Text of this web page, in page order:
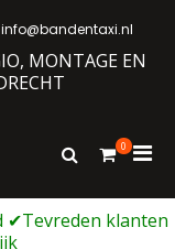
info@bandentaxi.nl
MONTAGE EN
met eigen webshop
Toon
0
voor